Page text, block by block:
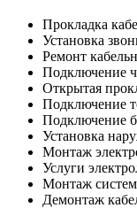
Прокладка
Установка
Ремонт
Подключение
Открытая
Подключение
Подключение
Установка
Монтаж
Услуги
Монтаж
Демонтаж